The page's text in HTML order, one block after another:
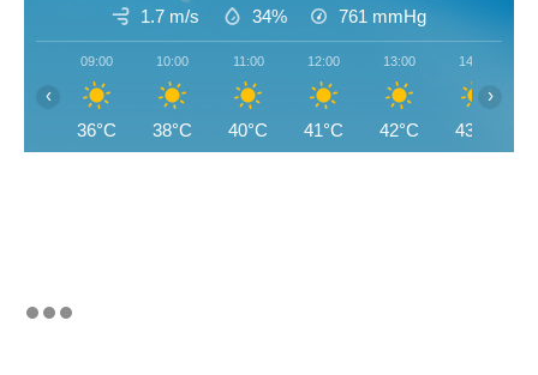
1.7 m/s 34% 761 mmHg
09:00
36°C
10:00
38°C
11:00
40°C
12:00
41°C
13:00
42°C
14:00
43°C
‹ ›